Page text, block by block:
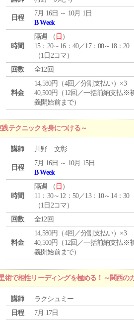
日程
7月 16日 ～ 10月 1日
B Week
時間
隔週 （ 日 ）
15：20～16：40／17：00～18：20
（1日2コマ）
回数
全12回
料金
14,580円（4回／分割支払い）×3
40,500円（12回／一括前納支払※
義開始前まで）
テクニックを身につける～
講師 川野 文彰
日程
7月 16日 ～ 10月 15日
B Week
時間
隔週 （ 日 ）
11：30～12：50／13：10～14：30
（1日2コマ）
回数
全12回
料金
14,580円（4回／分割支払い）×3
40,500円（12回／一括前納支払※
義開始前まで）
術で相性リーディングを極める！～関西の
講師
ラクシュミー
日程
7月 17日